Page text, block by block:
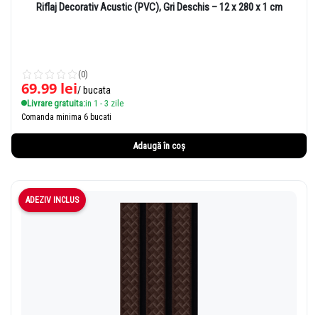
Riflaj Decorativ Acustic (PVC), Gri Deschis – 12 x 280 x 1 cm
(0)
69.99 lei/ bucata
Livrare gratuita:in 1 - 3 zile
Comanda minima 6 bucati
Adaugă în coș
ADEZIV INCLUS